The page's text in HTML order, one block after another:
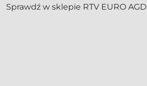
Sprawdź w sklepie RTV EURO AGD